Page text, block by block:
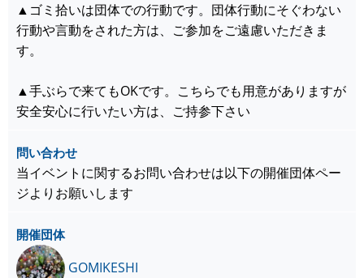
▲ゴミ拾いは団体での行動です。団体行動にそぐわない
行動や言動をされた方は、ご参加をご遠慮いただきま
す。
▲手ぶらで来てもOKです。こちらでも用意がありますが
安全安心に行いたい方は、ご持参下さい
問い合わせ
当イベントに関するお問い合わせは以下の開催団体ペー
ジよりお願いします
開催団体
GOMIKESHI